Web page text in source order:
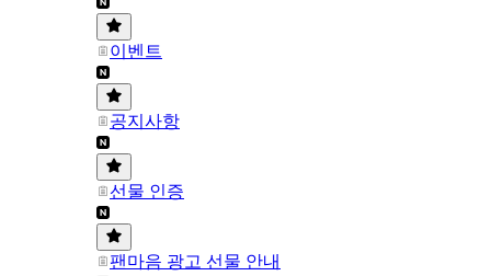
이벤트
공지사항
선물 인증
팬마음 광고 선물 안내